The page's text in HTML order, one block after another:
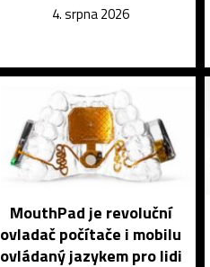
4. srpna 2026
MouthPad je revoluční
ovladač počítače i mobilu
ovládaný jazykem pro lidi